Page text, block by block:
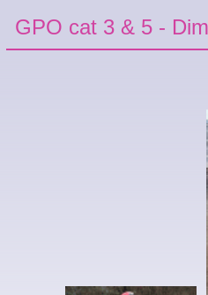
GPO cat 3 & 5 -